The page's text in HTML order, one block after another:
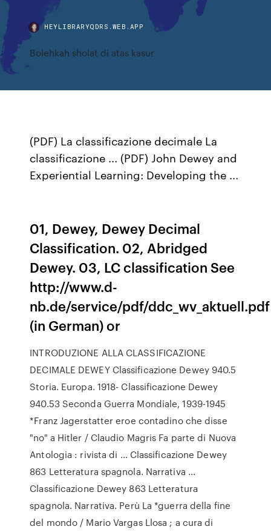
HEYLIBRARYQDRS.WEB.APP
Bolehkah sholat di atas kasur
(PDF) La classificazione decimale La
classificazione ... (PDF) John Dewey and
Experiential Learning: Developing the ...
01, Dewey, Dewey Decimal
Classification. 02, Abridged
Dewey. 03, LC classification See
http://www.d-
nb.de/service/pdf/ddc_wv_aktuell.pdf
(in German) or
INTRODUZIONE ALLA CLASSIFICAZIONE
DECIMALE DEWEY Classificazione Dewey 940.5
Storia. Europa. 1918- Classificazione Dewey
940.53 Seconda Guerra Mondiale, 1939-1945
*Franz Jagerstatter eroe contadino che disse
"no" a Hitler / Claudio Magris Fa parte di Nuova
Antologia : rivista di … Classificazione Dewey
863 Letteratura spagnola. Narrativa ...
Classificazione Dewey 863 Letteratura
spagnola. Narrativa. Perù La *guerra della fine
del mondo / Mario Vargas Llosa ; a cura di